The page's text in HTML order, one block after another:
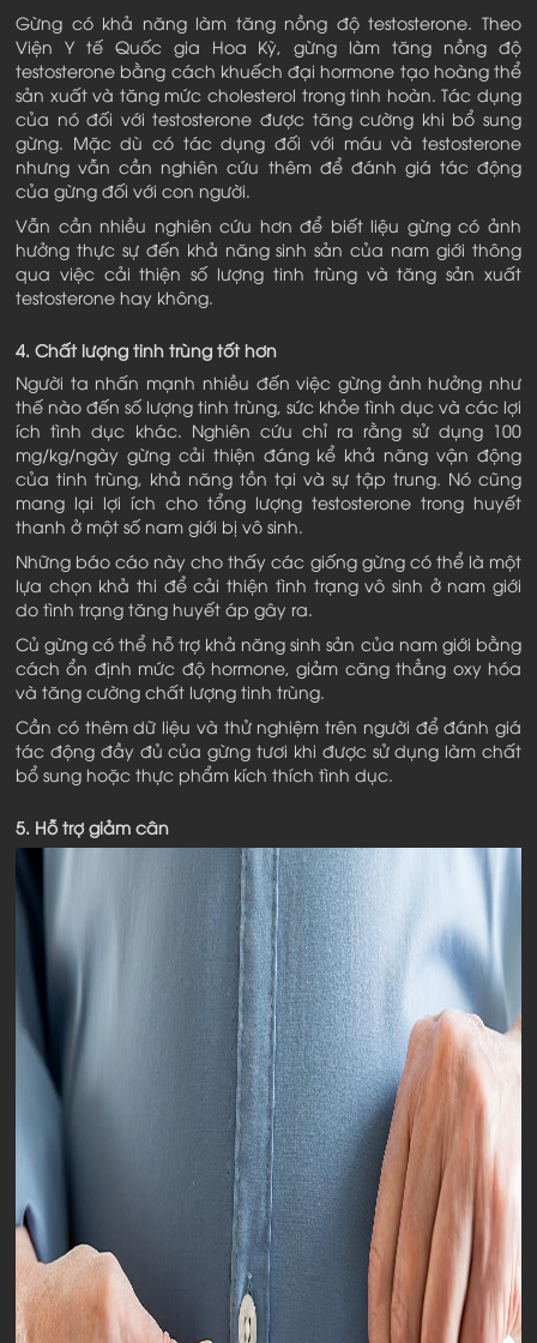
Gừng có khả năng làm tăng nồng độ testosterone. Theo
Viện Y tế Quốc gia Hoa Kỳ, gừng làm tăng nồng độ
testosterone bằng cách khuếch đại hormone tạo hoàng thể
sản xuất và tăng mức cholesterol trong tinh hoàn. Tác dụng
của nó đối với testosterone được tăng cường khi bổ sung
gừng. Mặc dù có tác dụng đối với máu và testosterone
nhưng vẫn cần nghiên cứu thêm để đánh giá tác động
của gừng đối với con người.
Vẫn cần nhiều nghiên cứu hơn để biết liệu gừng có ảnh
hưởng thực sự đến khả năng sinh sản của nam giới thông
qua việc cải thiện số lượng tinh trùng và tăng sản xuất
testosterone hay không.
4. Chất lượng tinh trùng tốt hơn
Người ta nhấn mạnh nhiều đến việc gừng ảnh hưởng như
thế nào đến số lượng tinh trùng, sức khỏe tình dục và các lợi
ích tình dục khác. Nghiên cứu chỉ ra rằng sử dụng 100
mg/kg/ngày gừng cải thiện đáng kể khả năng vận động
của tinh trùng, khả năng tồn tại và sự tập trung. Nó cũng
mang lại lợi ích cho tổng lượng testosterone trong huyết
thanh ở một số nam giới bị vô sinh.
Những báo cáo này cho thấy các giống gừng có thể là một
lựa chọn khả thi để cải thiện tình trạng vô sinh ở nam giới
do tình trạng tăng huyết áp gây ra.
Củ gừng có thể hỗ trợ khả năng sinh sản của nam giới bằng
cách ổn định mức độ hormone, giảm căng thẳng oxy hóa
và tăng cường chất lượng tinh trùng.
Cần có thêm dữ liệu và thử nghiệm trên người để đánh giá
tác động đầy đủ của gừng tươi khi được sử dụng làm chất
bổ sung hoặc thực phẩm kích thích tình dục.
5. Hỗ trợ giảm cân